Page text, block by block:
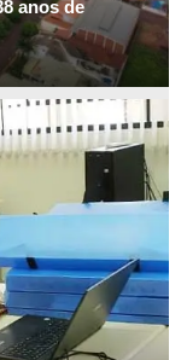
anos de